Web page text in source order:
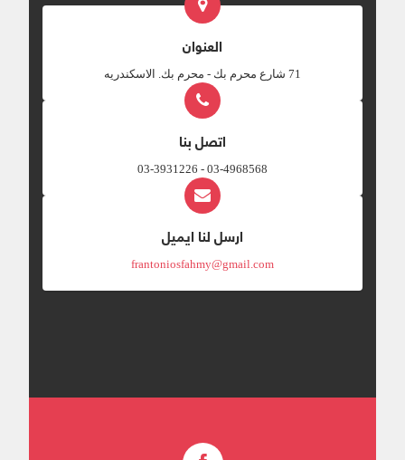
العنوان
‎71 شارع محرم بك - محرم بك. الاسكندريه
اتصل بنا
03-4968568 - 03-3931226
ارسل لنا ايميل
frantoniosfahmy@gmail.com